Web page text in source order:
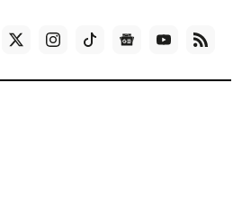
Games